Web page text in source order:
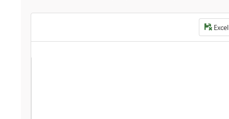
Excel